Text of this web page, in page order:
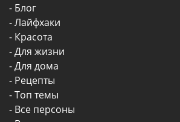
- Блог
-Лайфхаки
- Красота
-Для жизни
-Для дома
- Рецепты
- Топ темы
- Все персоны